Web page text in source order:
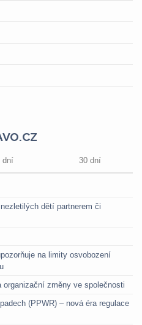
dní 30 dní
dětí partnerem či
na limity osvobození
změny ve společnosti
(PPWR) – nová éra regulace